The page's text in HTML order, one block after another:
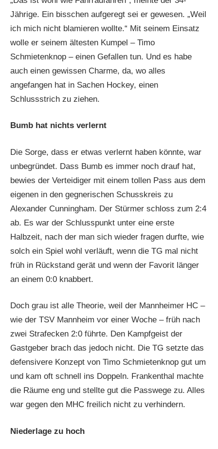
Jährige. Ein bisschen aufgeregt sei er gewesen. „Weil
ich mich nicht blamieren wollte.“ Mit seinem Einsatz
wolle er seinem ältesten Kumpel – Timo
Schmietenknop – einen Gefallen tun. Und es habe
auch einen gewissen Charme, da, wo alles
angefangen hat in Sachen Hockey, einen
Schlussstrich zu ziehen.
Bumb hat nichts verlernt
Die Sorge, dass er etwas verlernt haben könnte, war
unbegründet. Dass Bumb es immer noch drauf hat,
bewies der Verteidiger mit einem tollen Pass aus dem
eigenen in den gegnerischen Schusskreis zu
Alexander Cunningham. Der Stürmer schloss zum 2:4
ab. Es war der Schlusspunkt unter eine erste
Halbzeit, nach der man sich wieder fragen durfte, wie
solch ein Spiel wohl verläuft, wenn die TG mal nicht
früh in Rückstand gerät und wenn der Favorit länger
an einem 0:0 knabbert.
Doch grau ist alle Theorie, weil der Mannheimer HC –
wie der TSV Mannheim vor einer Woche – früh nach
zwei Strafecken 2:0 führte. Den Kampfgeist der
Gastgeber brach das jedoch nicht. Die TG setzte das
defensivere Konzept von Timo Schmietenknop gut um
und kam oft schnell ins Doppeln. Frankenthal machte
die Räume eng und stellte gut die Passwege zu. Alles
war gegen den MHC freilich nicht zu verhindern.
Niederlage zu hoch